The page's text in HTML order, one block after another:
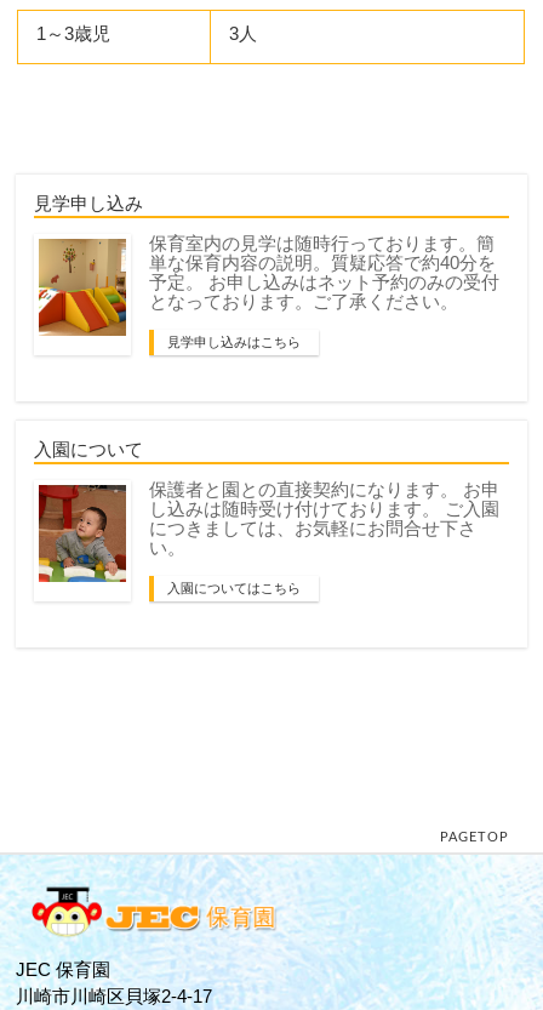
1～3歳児 3人
見学申し込み
保育室内の見学は随時行っております。簡
単な保育内容の説明。質疑応答で約40分を
予定。 お申し込みはネット予約のみの受付
となっております。ご了承ください。
見学申し込みはこちら
入園について
保護者と園との直接契約になります。 お申
し込みは随時受け付けております。 ご入園
につきましては、お気軽にお問合せ下さ
い。
入園についてはこちら
PAGETOP
JEC 保育園
川崎市川崎区貝塚2-4-17